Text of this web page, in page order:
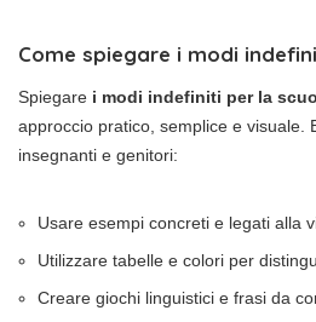
Come spiegare i modi
Spiegare i modi indefiniti per la
approccio pratico, semplice e visuale.
insegnanti e genitori:
Usare esempi concreti e legati alla
Utilizzare tabelle e colori per
Creare giochi linguistici e frasi da